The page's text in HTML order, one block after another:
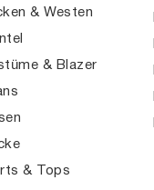
& Westen
& Blazer
& Tops